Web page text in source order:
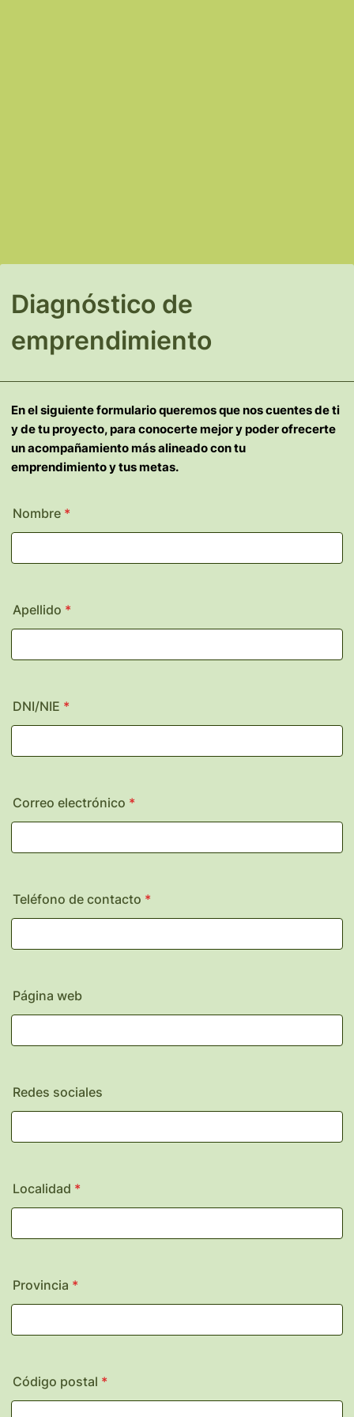
Diagnóstico de
emprendimiento
En el siguiente formulario queremos que nos cuentes de ti
y de tu proyecto, para conocerte mejor y poder ofrecerte
un acompañamiento más alineado con tu
emprendimiento y tus metas.
Nombre *
Apellido *
DNI/NIE *
Correo electrónico *
Teléfono de contacto *
Página web
Redes sociales
Localidad *
Provincia *
Código postal *